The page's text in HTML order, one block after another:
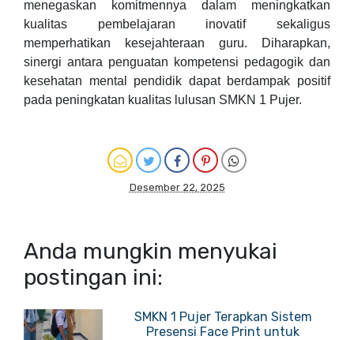
menegaskan komitmennya dalam meningkatkan
kualitas pembelajaran inovatif sekaligus
memperhatikan kesejahteraan guru. Diharapkan,
sinergi antara penguatan kompetensi pedagogik dan
kesehatan mental pendidik dapat berdampak positif
pada peningkatan kualitas lulusan SMKN 1 Pujer.
Desember 22, 2025
Anda mungkin menyukai
postingan ini:
SMKN 1 Pujer Terapkan Sistem
Presensi Face Print untuk